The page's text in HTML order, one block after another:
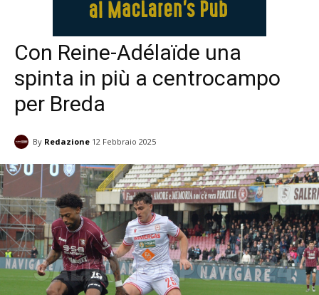
Con Reine-Adélaïde una
spinta in più a centrocampo
per Breda
By Redazione 12 Febbraio 2025